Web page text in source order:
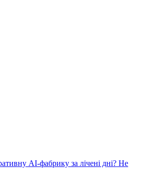
AI-фабрику за лічені дні? Не